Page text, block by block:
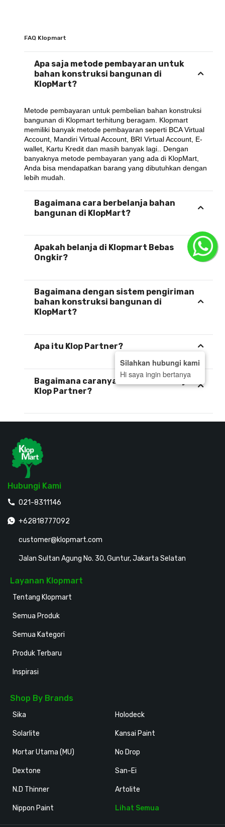
FAQ Klopmart
Apa saja metode pembayaran untuk
bahan konstruksi bangunan di
KlopMart?
Metode pembayaran untuk pembelian bahan konstruksi
bangunan di Klopmart terhitung beragam. Klopmart
memiliki banyak metode pembayaran seperti BCA Virtual
Account, Mandiri Virtual Account, BRI Virtual Account, E-
wallet, Kartu Kredit dan masih banyak lagi.. Dengan
banyaknya metode pembayaran yang ada di KlopMart,
Anda bisa mendapatkan barang yang dibutuhkan dengan
lebih mudah.
Bagaimana cara berbelanja bahan
bangunan di KlopMart?
Apakah belanja di Klopmart Bebas
Ongkir?
Bagaimana dengan sistem pengiriman
bahan konstruksi bangunan di
KlopMart?
Apa itu Klop Partner?
Bagaimana caranya untuk bisa menjadi
Klop Partner?
Hubungi Kami
021-8311146
+62818777092
customer@klopmart.com
Jalan Sultan Agung No. 30, Guntur, Jakarta Selatan
Layanan Klopmart
Tentang Klopmart
Semua Produk
Semua Kategori
Produk Terbaru
Inspirasi
Shop By Brands
Sika
Solarlite
Mortar Utama (MU)
Dextone
N.D Thinner
Nippon Paint
Holodeck
Kansai Paint
No Drop
San-Ei
Artolite
Lihat Semua
Silahkan hubungi kami
Hi saya ingin bertanya